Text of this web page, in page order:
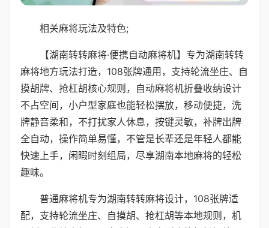
相关麻将玩法及特色;
【湖南转转麻将·便携自动麻将机】专为湖南转转
麻将地方玩法打造，108张牌通用，支持轮流坐庄、自
摸胡牌、抢杠胡核心规则，自动麻将机折叠收纳设计
不占空间，小户型家庭也能轻松摆放，移动便捷，洗
牌静音柔和，不打扰家人休息，按键灵敏，补牌出牌
全自动，操作简单易懂，不管是长辈还是年轻人都能
快速上手，闲暇时刻组局，尽享湖南本地麻将的轻松
趣味。
普通麻将机专为湖南转转麻将设计，108张牌适
配，支持轮流坐庄、自摸胡、抢杠胡等本地规则，机